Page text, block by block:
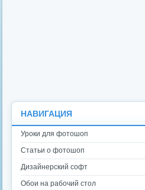
НАВИГАЦИЯ
Уроки для фотошоп
Статьи о фотошоп
Дизайнерский софт
Обои на рабочий стол